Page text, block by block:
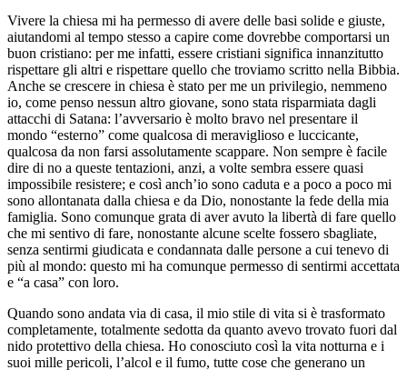
Vivere la chiesa mi ha permesso di avere delle basi solide e giuste,
aiutandomi al tempo stesso a capire come dovrebbe comportarsi un
buon cristiano: per me infatti, essere cristiani significa innanzitutto
rispettare gli altri e rispettare quello che troviamo scritto nella Bibbia.
Anche se crescere in chiesa è stato per me un privilegio, nemmeno
io, come penso nessun altro giovane, sono stata risparmiata dagli
attacchi di Satana: l’avversario è molto bravo nel presentare il
mondo “esterno” come qualcosa di meraviglioso e luccicante,
qualcosa da non farsi assolutamente scappare. Non sempre è facile
dire di no a queste tentazioni, anzi, a volte sembra essere quasi
impossibile resistere; e così anch’io sono caduta e a poco a poco mi
sono allontanata dalla chiesa e da Dio, nonostante la fede della mia
famiglia. Sono comunque grata di aver avuto la libertà di fare quello
che mi sentivo di fare, nonostante alcune scelte fossero sbagliate,
senza sentirmi giudicata e condannata dalle persone a cui tenevo di
più al mondo: questo mi ha comunque permesso di sentirmi accettata
e “a casa” con loro.
Quando sono andata via di casa, il mio stile di vita si è trasformato
completamente, totalmente sedotta da quanto avevo trovato fuori dal
nido protettivo della chiesa. Ho conosciuto così la vita notturna e i
suoi mille pericoli, l’alcol e il fumo, tutte cose che generano un